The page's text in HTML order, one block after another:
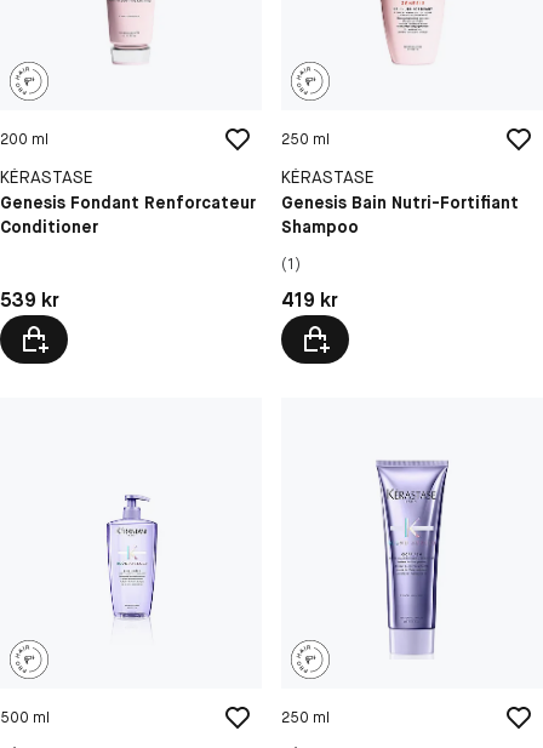
200 ml
KÉRASTASE
Genesis Fondant Renforcateur
Conditioner
Pris: 539 kr
539 kr
250 ml
KÉRASTASE
Genesis Bain Nutri-Fortifiant
Shampoo
(1)
Pris: 419 kr
419 kr
500 ml 250 ml